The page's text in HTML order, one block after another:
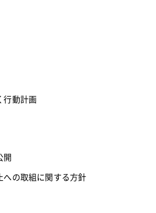
行動計画
開
の取組に関する方針